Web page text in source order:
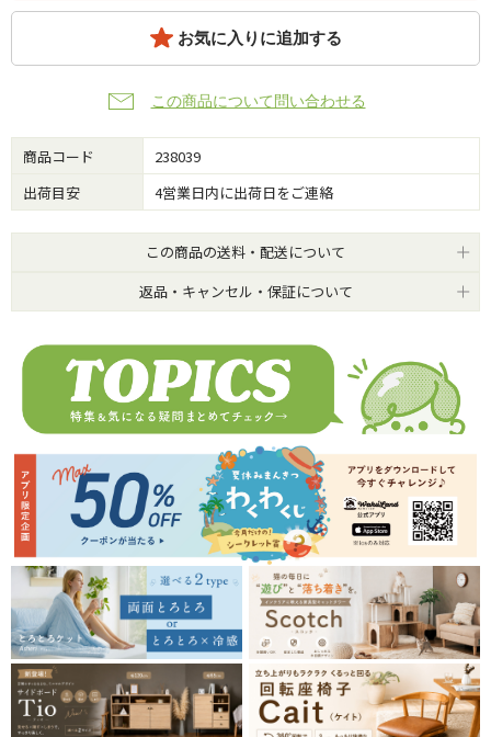
お気に入りに追加する
この商品について問い合わせる
商品コード
238039
出荷目安
4営業日内に出荷日をご連絡
この商品の送料・配送について
返品・キャンセル・保証について